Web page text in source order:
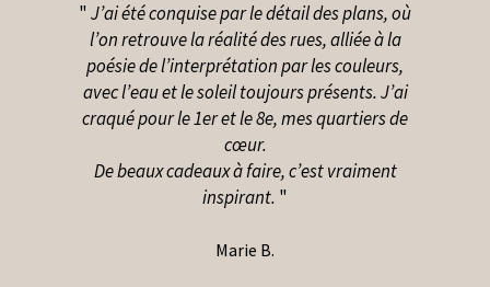
"J’ai été conquise par le détail des plans, où
l’on retrouve la réalité des rues, alliée à la
poésie de l’interprétation par les couleurs,
avec l’eau et le soleil toujours présents.J’ai
craqué pour le 1er et le 8e, mes quartiers de
cœur.
De beaux cadeaux à faire, c’est vraiment
inspirant. "
Marie B.